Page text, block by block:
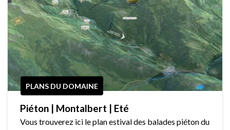
PLANS DU DOMAINE
Piéton | Montalbert | Eté
Vous trouverez ici le plan estival des balades piéton du